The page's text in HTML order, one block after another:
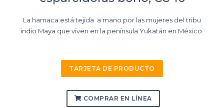
La hamaca está tejida a mano por las mujeres del tribu
indio Maya que viven en la península Yukatán en México.
TARJETA DE PRODUCTO
COMPRAR EN LÍNEA